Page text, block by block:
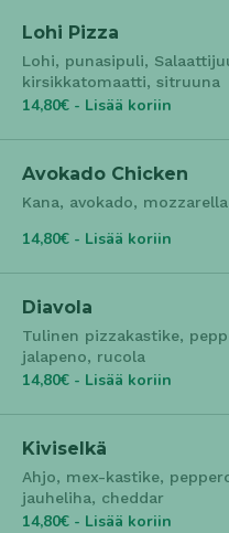
Lohi Pizza
Lohi, punasipuli,
kirsikkatomaatti, sitruuna
14,80€ - Lisää koriin
Avokado Chicken
Kana, avokado,
14,80€ - Lisää koriin
Diavola
Tulinen pizzakastike,
jalapeno, rucola
14,80€ - Lisää koriin
Kiviselkä
Ahjo, mex-kastike,
jauheliha, cheddar
14,80€ - Lisää koriin